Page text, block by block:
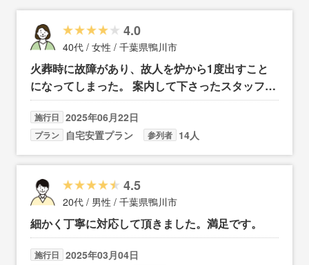
4.0
40代 / 女性 / 千葉県鴨川市
火葬時に故障があり、故人を炉から1度出すこと
になってしまった。 案内して下さったスタッフの
方々は、とても良かったです
施行日 2025年06月22日
プラン 自宅安置プラン 参列者 14人
4.5
20代 / 男性 / 千葉県鴨川市
細かく丁寧に対応して頂きました。満足です。
施行日 2025年03月04日